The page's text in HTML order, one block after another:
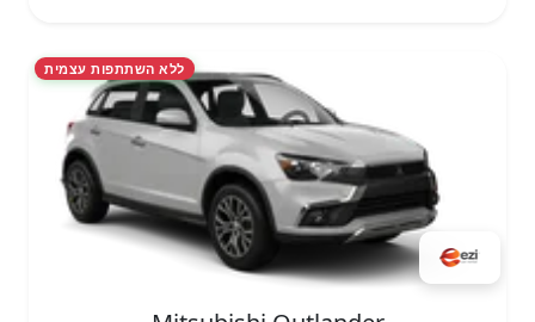
ללא השתתפות עצמית